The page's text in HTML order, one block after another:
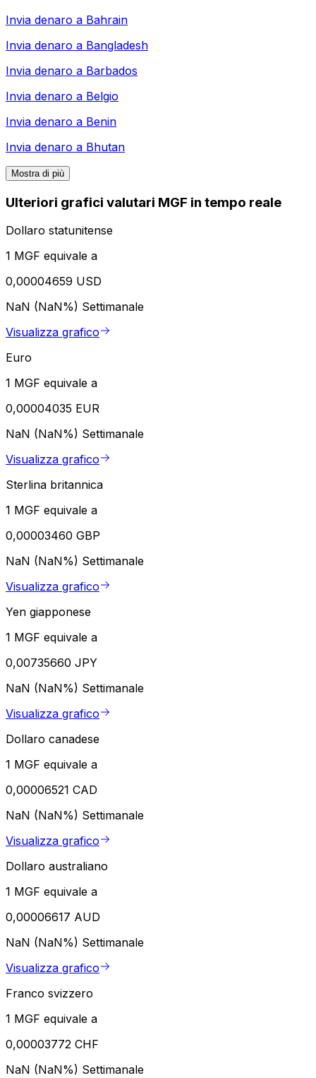
Invia denaro a Bahrain
Invia denaro a Bangladesh
Invia denaro a Barbados
Invia denaro a Belgio
Invia denaro a Benin
Invia denaro a Bhutan
Mostra di più
Ulteriori grafici valutari MGF in tempo reale
Dollaro statunitense
1 MGF equivale a
0,00004659 USD
NaN (NaN%) Settimanale
Visualizza grafico
Euro
1 MGF equivale a
0,00004035 EUR
NaN (NaN%) Settimanale
Visualizza grafico
Sterlina britannica
1 MGF equivale a
0,00003460 GBP
NaN (NaN%) Settimanale
Visualizza grafico
Yen giapponese
1 MGF equivale a
0,00735660 JPY
NaN (NaN%) Settimanale
Visualizza grafico
Dollaro canadese
1 MGF equivale a
0,00006521 CAD
NaN (NaN%) Settimanale
Visualizza grafico
Dollaro australiano
1 MGF equivale a
0,00006617 AUD
NaN (NaN%) Settimanale
Visualizza grafico
Franco svizzero
1 MGF equivale a
0,00003772 CHF
NaN (NaN%) Settimanale